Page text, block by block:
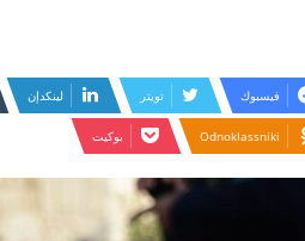
فيسبوك تويتر لينكدإن
Odnoklassniki بوكيت